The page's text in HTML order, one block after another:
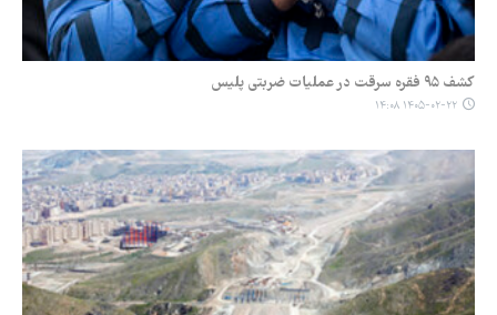
کشف ۹۵ فقره سرقت در عملیات ضربتی پلیس
۱۴۰۵-۰۲-۲۲ ۱۴:۰۸